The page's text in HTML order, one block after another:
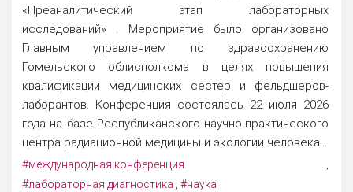
«Преаналитический этап лабораторных
исследований» . Мероприятие было организовано
Главным управлением по здравоохранению
Гомельского облисполкома в целях повышения
квалификации медицинских сестер и фельдшеров-
лаборантов. Конференция состоялась 22 июля 2026
года на базе Республиканского научно-практического
центра радиационной медицины и экологии человека...
#международная конференция ,
#лабораторная диагностика , #наука